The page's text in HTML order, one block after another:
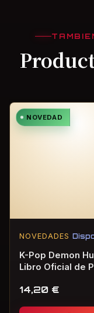
NOVEDAD
NOVEDADES
K-Pop Demon
Libro Oficial de
14,20 €